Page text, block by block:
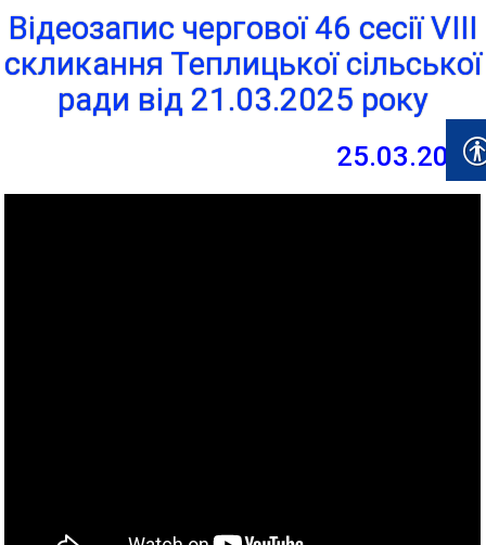
Відеозапис чергової 46 сесії VIII
скликання Теплицької сільської
ради від 21.03.2025 року
25.03.2025